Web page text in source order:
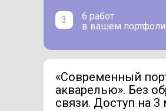
6 работ
в вашем
3
«Современный
акварелью». Без
связи. Доступ на 3